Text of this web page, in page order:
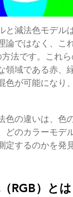
と減法色モデル
論ではなく、こ
法です。これ
領域である赤、
色が可能になり
色の違いは、色
どのカラーモデ
定するのかを発
RGB）とは